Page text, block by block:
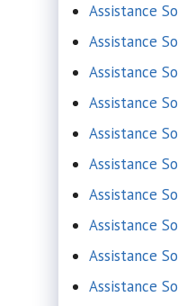
Assistance
Assistance
Assistance
Assistance
Assistance
Assistance
Assistance
Assistance
Assistance
Assistance